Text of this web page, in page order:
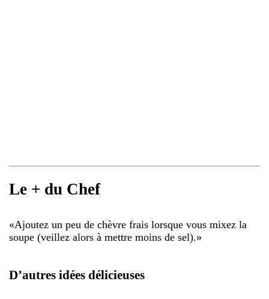
Le + du Chef
«Ajoutez un peu de chèvre frais lorsque vous mixez la
soupe (veillez alors à mettre moins de sel).»
D’autres idées délicieuses